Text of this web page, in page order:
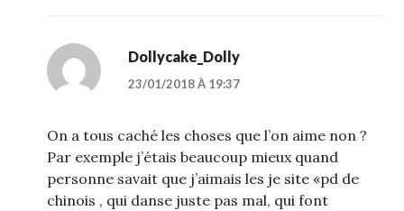
Dollycake_Dolly
23/01/2018 À 19:37
On a tous caché les choses que l’on aime non ?
Par exemple j’étais beaucoup mieux quand
personne savait que j’aimais les je site «pd de
chinois , qui danse juste pas mal, qui font